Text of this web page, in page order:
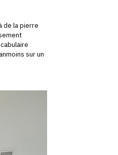
de la pierre
sur un